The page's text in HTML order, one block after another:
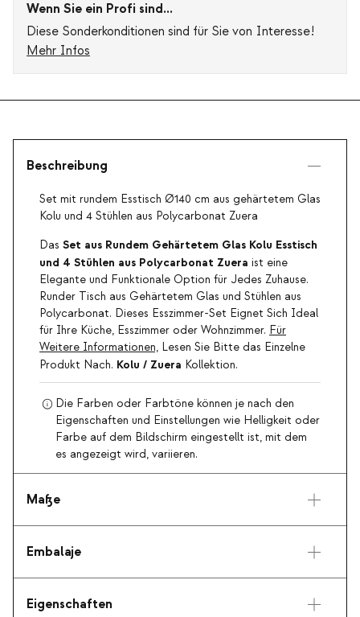
Wenn Sie ein Profi sind...
Diese Sonderkonditionen sind für Sie von Interesse!
Mehr Infos
Beschreibung
Set mit rundem Esstisch Ø140 cm aus gehärtetem Glas
Kolu und 4 Stühlen aus Polycarbonat Zuera
Das Set aus Rundem Gehärtetem Glas Kolu Esstisch
und 4 Stühlen aus Polycarbonat Zuera ist eine
Elegante und Funktionale Option für Jedes Zuhause.
Runder Tisch aus Gehärtetem Glas und Stühlen aus
Polycarbonat. Dieses Esszimmer-Set Eignet Sich Ideal
für Ihre Küche, Esszimmer oder Wohnzimmer. Für
Weitere Informationen, Lesen Sie Bitte das Einzelne
Produkt Nach. Kolu / Zuera Kollektion.
Die Farben oder Farbtöne können je nach den
Eigenschaften und Einstellungen wie Helligkeit oder
Farbe auf dem Bildschirm eingestellt ist, mit dem
es angezeigt wird, variieren.
Maße
Embalaje
Eigenschaften